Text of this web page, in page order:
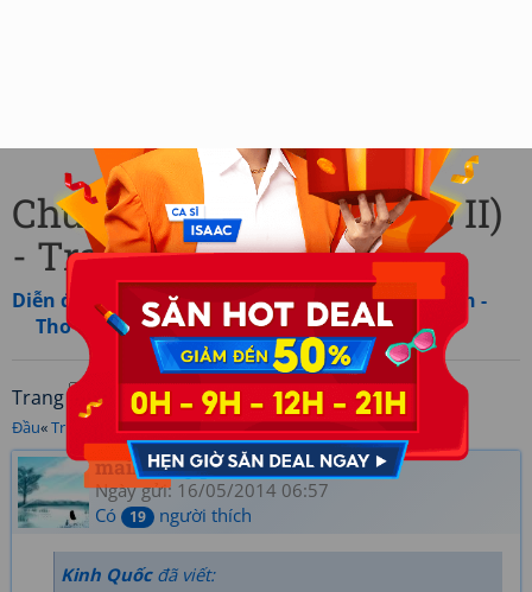
Chủ đề: Đá và Vàng (Tập II)
- Trang 16
Diễn đàn» Cùng nhau tham gia»Thơ thành viên -
Thơ mới
Trang /50 (496 bài viết)
Đầu«Trước ‹ ... [14] [15] [16] [17] [18] ... ›Sau»Cuối
maihuongqth
Ngày gửi: 16/05/2014 06:57
Có
19 người thích
Kinh Quốcđã viết: